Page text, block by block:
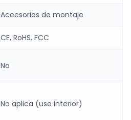
Accesorios de montaje
CE, RoHS, FCC
No
No aplica (uso interior)